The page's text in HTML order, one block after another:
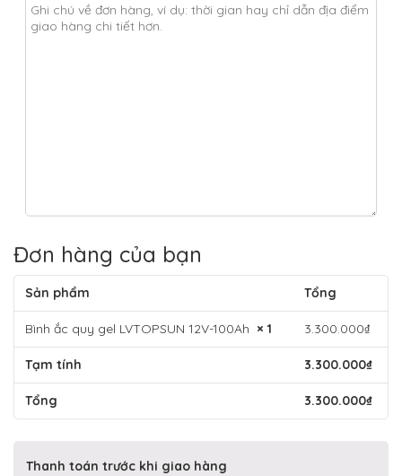
Đơn hàng của bạn
Sản phẩm Tổng
Bình ắc quy gel LVTOPSUN 12V-100Ah × 1 ₫
3.300.000
Tạm tính ₫
3.300.000
Tổng ₫
3.300.000
Thanh toán trước khi giao hàng